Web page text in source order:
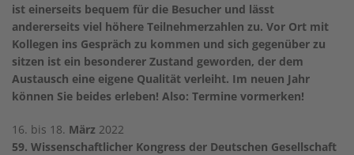
ist einerseits bequem für die Besucher und lässt
andererseits viel höhere Teilnehmerzahlen zu. Vor Ort mit
Kollegen ins Gespräch zu kommen und sich gegenüber zu
sitzen ist ein besonderer Zustand geworden, der dem
Austausch eine eigene Qualität verleiht. Im neuen Jahr
können Sie beides erleben! Also: Termine vormerken!
16. bis 18. März 2022
59. Wissenschaftlicher Kongress der Deutschen Gesellschaft